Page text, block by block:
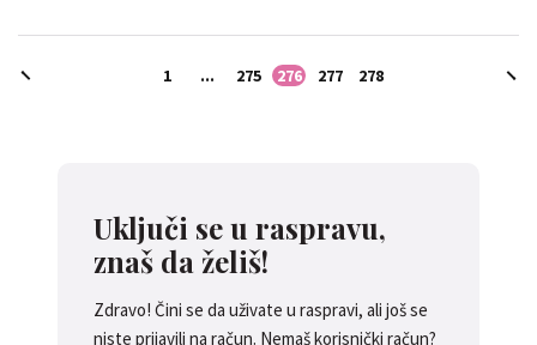
1 ... 275 276 277 278
Uključi se u raspravu,
znaš da želiš!
Zdravo! Čini se da uživate u raspravi, ali još se
niste prijavili na račun. Nemaš korisnički račun?